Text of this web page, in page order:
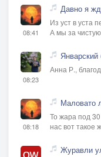
08:41
Давно я
Из уст в уста
А мы за
08:23
Январский
Анна Р.,
08:18
Маловато
То жара под
нас вот такое
Журавли